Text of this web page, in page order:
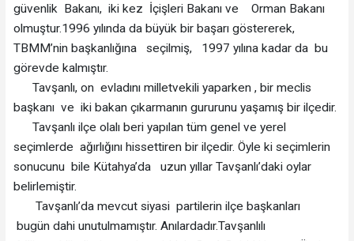
güvenlik Bakanı, iki kez İçişleri Bakanı ve Orman Bakanı
olmuştur.1996 yılında da büyük bir başarı göstererek,
TBMM’nin başkanlığına seçilmiş, 1997 yılına kadar da bu
görevde kalmıştır.
Tavşanlı, on evladını milletvekili yaparken , bir meclis
başkanı ve iki bakan çıkarmanın gururunu yaşamış bir ilçedir.
Tavşanlı ilçe olalı beri yapılan tüm genel ve yerel
seçimlerde ağırlığını hissettiren bir ilçedir. Öyle ki seçimlerin
sonucunu bile Kütahya’da uzun yıllar Tavşanlı’daki oylar
belirlemiştir.
Tavşanlı’da mevcut siyasi partilerin ilçe başkanları
bugün dahi unutulmamıştır. Anılardadır.Tavşanlılı